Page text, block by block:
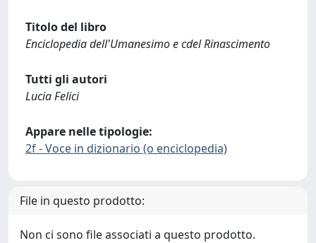
Titolo del libro
Enciclopedia dell'Umanesimo e cdel Rinascimento
Tutti gli autori
Lucia Felici
Appare nelle tipologie:
2f - Voce in dizionario (o enciclopedia)
File in questo prodotto:
Non ci sono file associati a questo prodotto.